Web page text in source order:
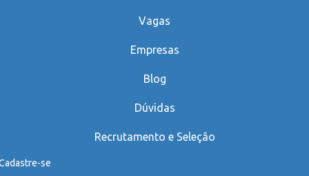
Vagas
Empresas
Blog
Dúvidas
Recrutamento e Seleção
se